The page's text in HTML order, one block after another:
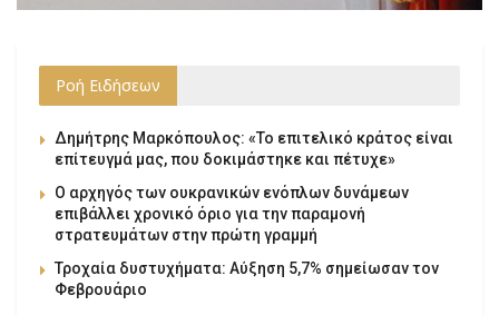
Ροή Ειδήσεων
Δημήτρης Μαρκόπουλος: «Το επιτελικό κράτος είναι
επίτευγμά μας, που δοκιμάστηκε και πέτυχε»
Ο αρχηγός των ουκρανικών ενόπλων δυνάμεων
επιβάλλει χρονικό όριο για την παραμονή
στρατευμάτων στην πρώτη γραμμή
Τροχαία δυστυχήματα: Αύξηση 5,7% σημείωσαν τον
Φεβρουάριο